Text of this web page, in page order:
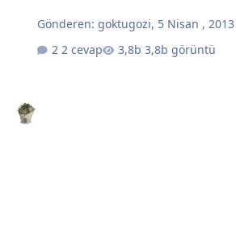
Gönderen:goktugozi, 5 Nisan , 2013
2 cevap
3,8b görüntü